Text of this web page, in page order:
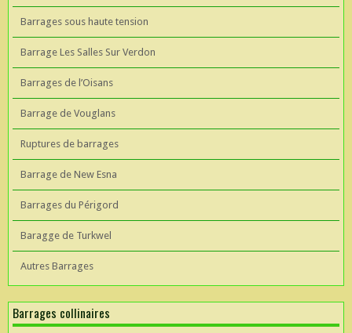
Barrages sous haute tension
Barrage Les Salles Sur Verdon
Barrages de l’Oisans
Barrage de Vouglans
Ruptures de barrages
Barrage de New Esna
Barrages du Périgord
Baragge de Turkwel
Autres Barrages
Barrages collinaires